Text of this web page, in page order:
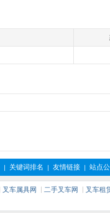
关键词排名 友情链接 站点
叉车属具网 二手叉车网 叉车租